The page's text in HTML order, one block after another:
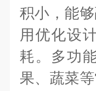
积小，能
用优化设
耗。多功
果、蔬菜